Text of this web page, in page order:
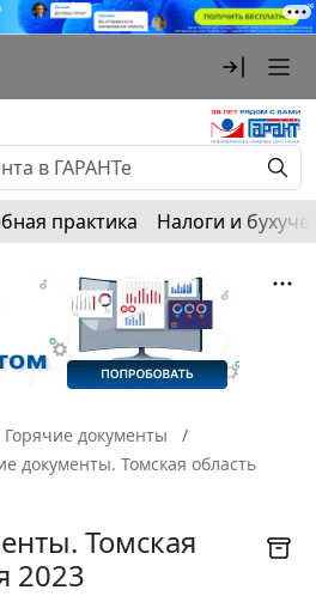
практика Налоги и
Горячие документы
документы. Томская область
Томская
2023